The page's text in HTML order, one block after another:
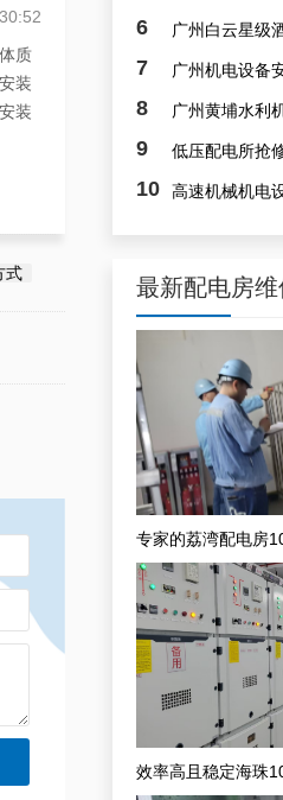
质
装
装
式
6
7 广州机电设备
8
9 低压配电所抢
10
最新配电房维